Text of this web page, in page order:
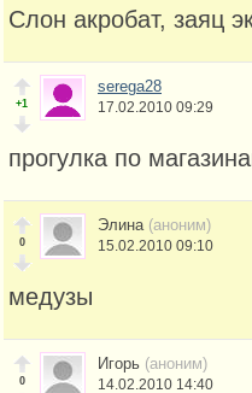
Слон акробат, заяц
+1
serega28
17.02.2010 09:29
прогулка по
0
Элина (аноним)
15.02.2010 09:10
медузы
0
Игорь (аноним)
14.02.2010 14:40